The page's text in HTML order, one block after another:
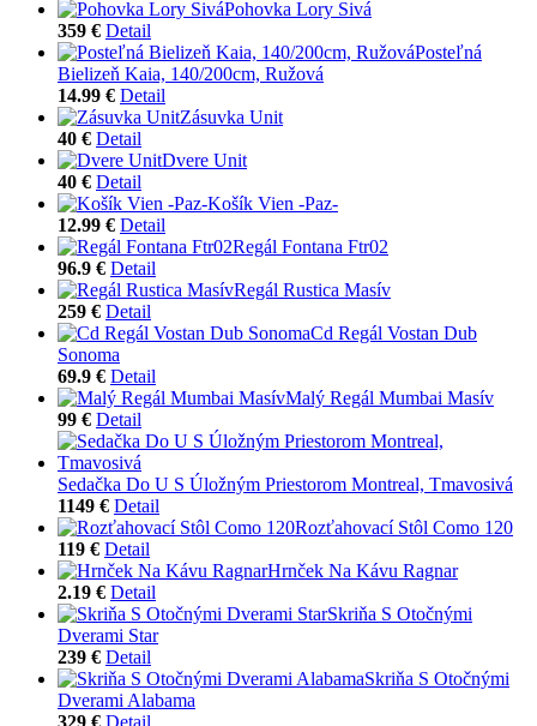
Pohovka Lory Sivá
359 € Detail
Posteľná
Bielizeň Kaia, 140/200cm, Ružová
14.99 € Detail
Zásuvka Unit
40 € Detail
Dvere Unit
40 € Detail
Košík Vien -Paz-
12.99 € Detail
Regál Fontana Ftr02
96.9 € Detail
Regál Rustica Masív
259 € Detail
Cd Regál Vostan Dub
Sonoma
69.9 € Detail
Malý Regál Mumbai Masív
99 € Detail
Sedačka Do U S Úložným Priestorom Montreal, Tmavosivá
1149 € Detail
Rozťahovací Stôl Como 120
119 € Detail
Hrnček Na Kávu Ragnar
2.19 € Detail
Skriňa S Otočnými
Dverami Star
239 € Detail
Skriňa S Otočnými
Dverami Alabama
329 € Detail